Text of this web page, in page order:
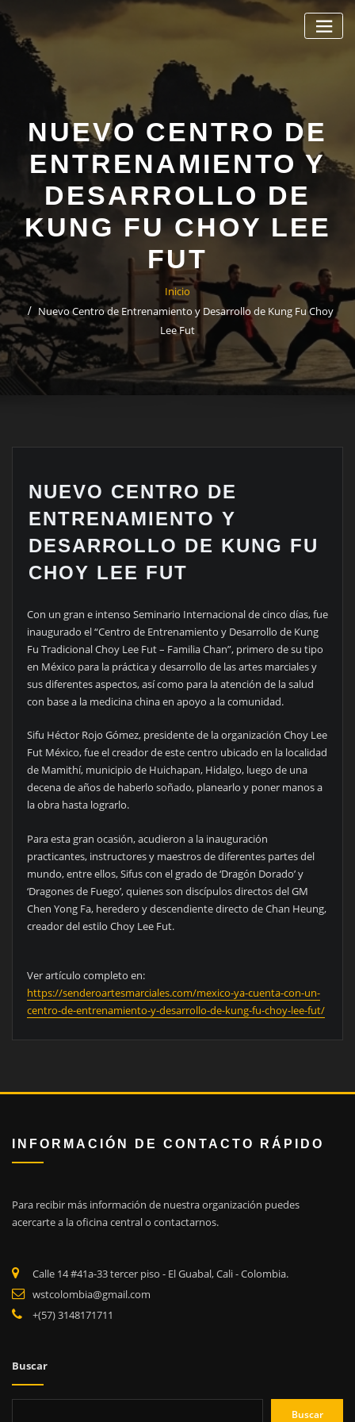
contenido
NUEVO CENTRO DE
ENTRENAMIENTO Y
DESARROLLO DE
KUNG FU CHOY LEE
FUT
Inicio
Nuevo Centro de Entrenamiento y Desarrollo de Kung Fu Choy
Lee Fut
NUEVO CENTRO DE
ENTRENAMIENTO Y
DESARROLLO DE KUNG FU
CHOY LEE FUT
Con un gran e intenso Seminario Internacional de cinco días, fue
inaugurado el “Centro de Entrenamiento y Desarrollo de Kung
Fu Tradicional Choy Lee Fut – Familia Chan”, primero de su tipo
en México para la práctica y desarrollo de las artes marciales y
sus diferentes aspectos, así como para la atención de la salud
con base a la medicina china en apoyo a la comunidad.
Sifu Héctor Rojo Gómez, presidente de la organización Choy Lee
Fut México, fue el creador de este centro ubicado en la localidad
de Mamithí, municipio de Huichapan, Hidalgo, luego de una
decena de años de haberlo soñado, planearlo y poner manos a
la obra hasta lograrlo.
Para esta gran ocasión, acudieron a la inauguración
practicantes, instructores y maestros de diferentes partes del
mundo, entre ellos, Sifus con el grado de ‘Dragón Dorado’ y
‘Dragones de Fuego’, quienes son discípulos directos del GM
Chen Yong Fa, heredero y descendiente directo de Chan Heung,
creador del estilo Choy Lee Fut.
Ver artículo completo en:
https://senderoartesmarciales.com/mexico-ya-cuenta-con-un-
centro-de-entrenamiento-y-desarrollo-de-kung-fu-choy-lee-fut/
INFORMACIÓN DE CONTACTO RÁPIDO
Para recibir más información de nuestra organización puedes
acercarte a la oficina central o contactarnos.
Calle 14 #41a-33 tercer piso - El Guabal, Cali - Colombia.
wstcolombia@gmail.com
+(57) 3148171711
Buscar
Buscar